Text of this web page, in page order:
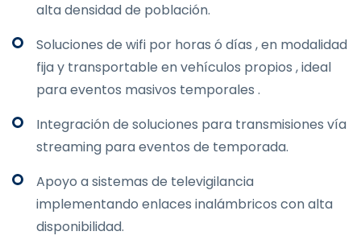
alta densidad de población.
Soluciones de wifi por horas ó días , en modalidad
fija y transportable en vehículos propios , ideal
para eventos masivos temporales .
Integración de soluciones para transmisiones vía
streaming para eventos de temporada.
Apoyo a sistemas de televigilancia
implementando enlaces inalámbricos con alta
disponibilidad.